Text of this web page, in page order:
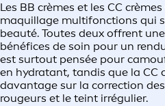
Les BB crèmes et les CC
maquillage multifonctions qui
beauté. Toutes deux offrent
bénéfices de soin pour un
est surtout pensée pour
en hydratant, tandis que la CC
davantage sur la correction
rougeurs et le teint irrégulier.